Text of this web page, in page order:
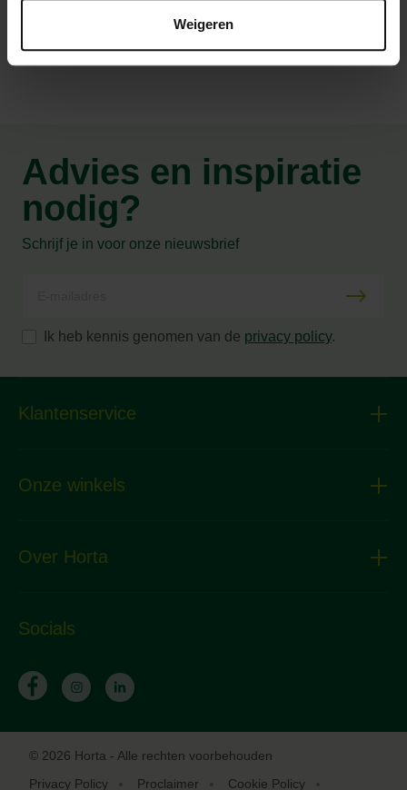
Weigeren
Advies en inspiratie
nodig?
Schrijf je in voor onze nieuwsbrief
Ik heb kennis genomen van de privacy policy.
Klantenservice
Onze winkels
Over Horta
Socials
© 2026 Horta - Alle rechten voorbehouden
Privacy Policy
Proclaimer Cookie Policy